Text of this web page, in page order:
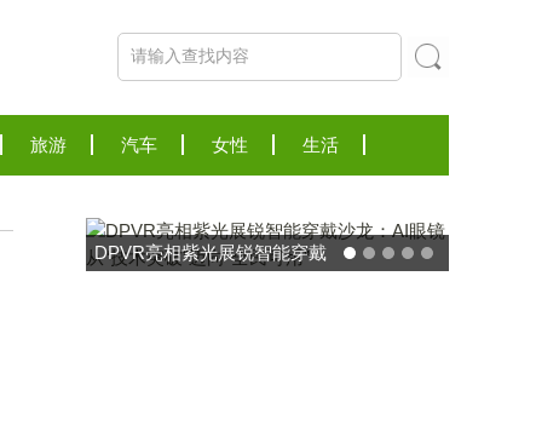
旅游 汽车 女性 生活
DPVR亮相紫光展锐智能穿戴